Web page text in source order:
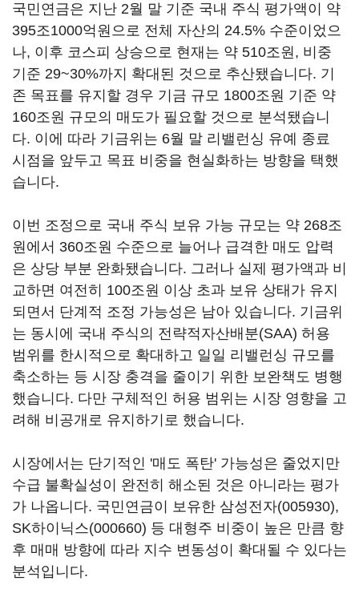
국민연금은 지난 2월 말 기준 국내 주식 평가액이 약
395조1000억원으로 전체 자산의 24.5% 수준이었으
나, 이후 코스피 상승으로 현재는 약 510조원, 비중
기준 29~30%까지 확대된 것으로 추산됐습니다. 기
존 목표를 유지할 경우 기금 규모 1800조원 기준 약
160조원 규모의 매도가 필요할 것으로 분석됐습니
다. 이에 따라 기금위는 6월 말 리밸런싱 유예 종료
시점을 앞두고 목표 비중을 현실화하는 방향을 택했
습니다.
이번 조정으로 국내 주식 보유 가능 규모는 약 268조
원에서 360조원 수준으로 늘어나 급격한 매도 압력
은 상당 부분 완화됐습니다. 그러나 실제 평가액과 비
교하면 여전히 100조원 이상 초과 보유 상태가 유지
되면서 단계적 조정 가능성은 남아 있습니다. 기금위
는 동시에 국내 주식의 전략적자산배분(SAA) 허용
범위를 한시적으로 확대하고 일일 리밸런싱 규모를
축소하는 등 시장 충격을 줄이기 위한 보완책도 병행
했습니다. 다만 구체적인 허용 범위는 시장 영향을 고
려해 비공개로 유지하기로 했습니다.
시장에서는 단기적인 '매도 폭탄' 가능성은 줄었지만
수급 불확실성이 완전히 해소된 것은 아니라는 평가
가 나옵니다. 국민연금이 보유한 삼성전자(005930),
SK하이닉스(000660) 등 대형주 비중이 높은 만큼 향
후 매매 방향에 따라 지수 변동성이 확대될 수 있다는
분석입니다.